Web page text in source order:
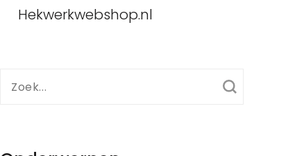
Hekwerkwebshop.nl
Zoek